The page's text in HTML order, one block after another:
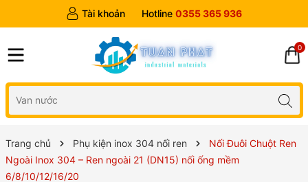
Tài khoản Hotline 0355 365 936
0
Trang chủ Phụ kiện inox 304 nối ren
Nối Đuôi Chuột Ren
Ngoài Inox 304 – Ren ngoài 21 (DN15) nối ống mềm
6/8/10/12/16/20